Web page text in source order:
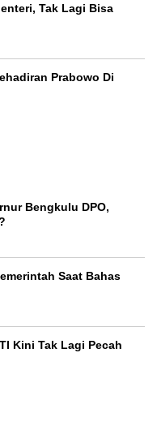
Tak Lagi Bisa
Prabowo Di
Bengkulu DPO,
Saat Bahas
Kini Tak Lagi Pecah